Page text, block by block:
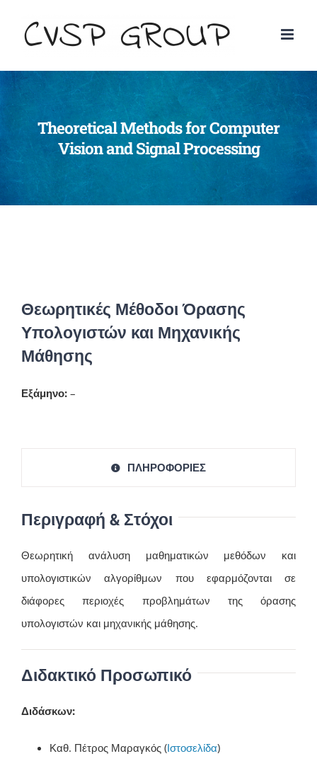
Theoretical Methods for Computer
Vision and Signal Processing
Θεωρητικές Μέθοδοι Όρασης
Υπολογιστών και Μηχανικής
Μάθησης
Εξάμηνο: –
ΠΛΗΡΟΦΟΡΙΕΣ
Περιγραφή & Στόχοι
Θεωρητική ανάλυση μαθηματικών μεθόδων και
υπολογιστικών αλγορίθμων που εφαρμόζονται σε
διάφορες περιοχές προβλημάτων της όρασης
υπολογιστών και μηχανικής μάθησης.
Διδακτικό Προσωπικό
Διδάσκων:
Καθ. Πέτρος Μαραγκός (Ιστοσελίδα)